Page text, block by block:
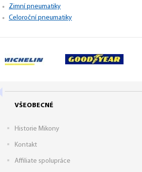
Zimní pneumatiky
Celoroční pneumatiky
VŠEOBECNÉ
Historie Mikony
Kontakt
Affiliate spolupráce